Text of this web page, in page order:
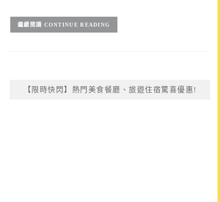
CONTINUE READING
【限時快閃】熱門美食餐廳、旅遊住宿驚喜優惠!